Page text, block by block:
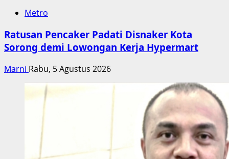
Metro
Ratusan Pencaker Padati Disnaker Kota
Sorong demi Lowongan Kerja Hypermart
Marni Rabu, 5 Agustus 2026